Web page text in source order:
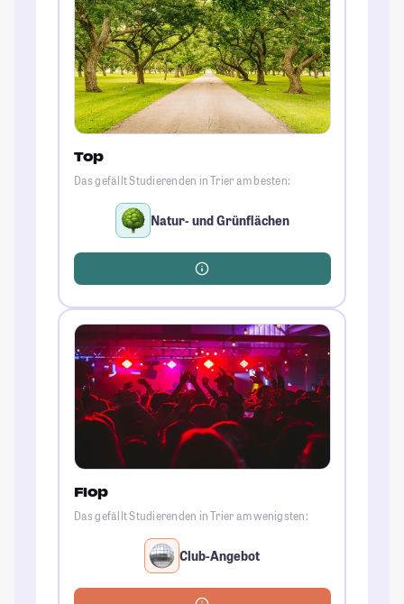
Top
Das gefällt Studierenden in Trier am besten:
Natur- und Grünflächen
Flop
Das gefällt Studierenden in Trier am wenigsten:
Club-Angebot